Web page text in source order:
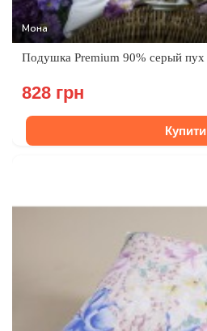
Мона
Подушка Premium 90% серый
828 грн
Купити